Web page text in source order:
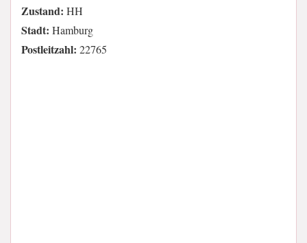
Zustand: HH
Stadt: Hamburg
Postleitzahl: 22765